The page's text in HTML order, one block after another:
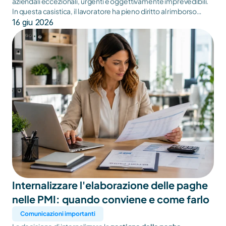
In questa casistica, il lavoratore ha pieno diritto al rimborso
delle spese documentate sostenute per il rientro anticipato
(es. biglietti di viaggio, caparre per alloggi persi) e dovrà poter
fruire dei giorni di ferie non goduti in un periodo successivo
concordato.
16 giu 2026
Internalizzare l'elaborazione delle paghe
nelle PMI: quando conviene e come farlo
Comunicazioni importanti